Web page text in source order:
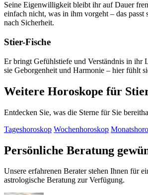
Seine Eigenwilligkeit bleibt ihr auf Dauer
einfach nicht, was in ihm vorgeht – das passt
nach Sicherheit.
Stier-Fische
Er bringt Gefühlstiefe und Verständnis in ihr
sie Geborgenheit und Harmonie – hier fühlt
Weitere Horoskope für
Entdecken Sie, was die Sterne für Sie
Tageshoroskop Wochenhoroskop
Persönliche Beratung
Unsere erfahrenen Berater stehen Ihnen für
astrologische Beratung zur Verfügung.